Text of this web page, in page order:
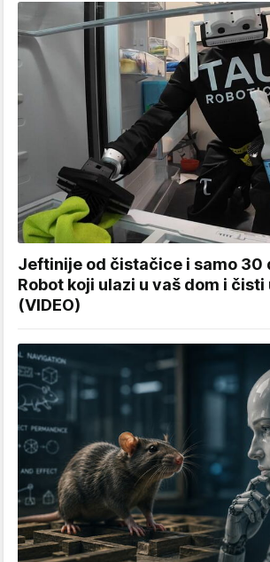
Jeftinije od čistačice i samo 30
Robot koji ulazi u vaš dom i
(VIDEO)